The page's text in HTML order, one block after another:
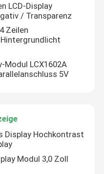
LCD-Display
/ Transparenz
Zeilen
Modul LCX1602A
5V
Display Hochkontrast
Modul 3,0 Zoll